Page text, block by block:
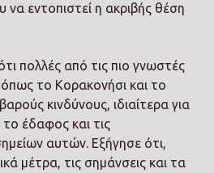
να εντοπιστεί η ακριβής θέση
πολλές από τις πιο γνωστές
όπως το Κορακονήσι και το
κινδύνους, ιδιαίτερα για
έδαφος και τις
αυτών. Εξήγησε ότι,
μέτρα, τις σημάνσεις και τα